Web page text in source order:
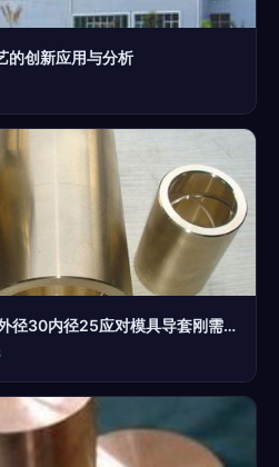
的创新应用与分析
现货高精度耐磨黄铜轴套 外径30内径25应对模具导套刚需之选